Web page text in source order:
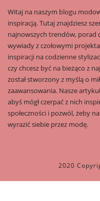
Witaj na naszym blogu
inspiracją. Tutaj znajdziesz
najnowszych trendów, porad
wywiady z czołowymi
inspiracji na codzienne
czy chcesz być na bieżąco z
został stworzony z myślą o
zaawansowania. Nasze
abyś mógł czerpać z nich
społeczności i pozwól, żeby
wyrazić siebie przez modę.
2020